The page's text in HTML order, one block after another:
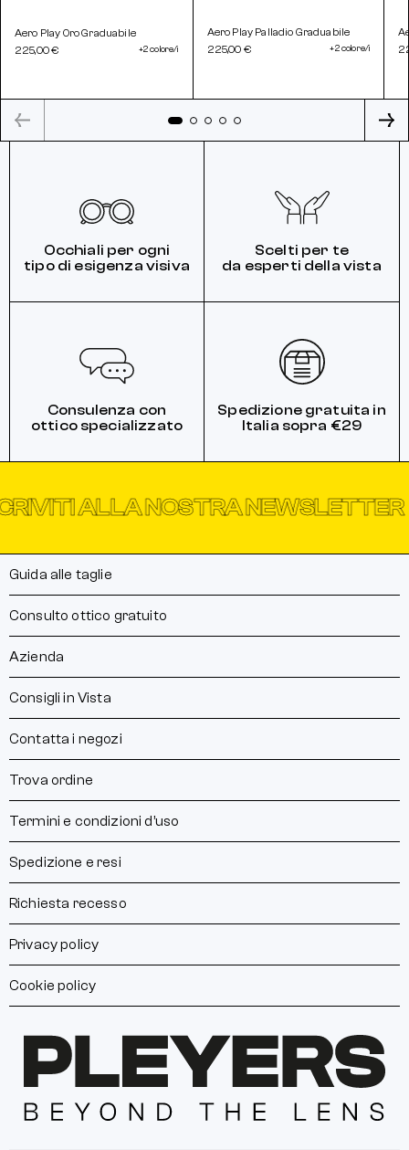
Aero Play Oro Graduabile
225,00 €
+2 colore/i
Aero Play Palladio Graduabile
225,00 €
+2 colore/i
Occhiali per ogni
tipo di esigenza visiva
Scelti per te
da esperti della vista
Consulenza con
ottico specializzato
Spedizione gratuita in
Italia sopra €29
ALLA NOSTRA NEWSLETTER
Guida alle taglie
Consulto ottico gratuito
Azienda
Consigli in Vista
Contatta i negozi
Trova ordine
Termini e condizioni d’uso
Spedizione e resi
Richiesta recesso
Privacy policy
Cookie policy